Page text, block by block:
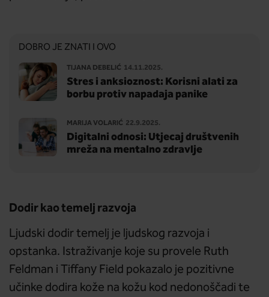
DOBRO JE ZNATI I OVO
TIJANA DEBELIĆ 14.11.2025.
Stres i anksioznost: Korisni alati za
borbu protiv napadaja panike
MARIJA VOLARIĆ 22.9.2025.
Digitalni odnosi: Utjecaj društvenih
mreža na mentalno zdravlje
Dodir kao temelj razvoja
Ljudski dodir temelj je ljudskog razvoja i
opstanka. Istraživanje koje su provele Ruth
Feldman i Tiffany Field pokazalo je pozitivne
učinke dodira kože na kožu kod nedonoščadi te